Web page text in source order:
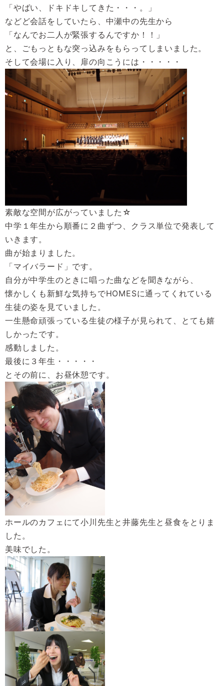
「やばい、ドキドキしてきた・・・。」
などど会話をしていたら、中瀬中の先生から
「なんでお二人が緊張するんですか！！」
と、ごもっともな突っ込みをもらってしまいました。
そして会場に入り、扉の向こうには・・・・・
素敵な空間が広がっていました☆
中学１年生から順番に２曲ずつ、クラス単位で発表して
いきます。
曲が始まりました。
「マイバラード」です。
自分が中学生のときに唱った曲などを聞きながら、
懐かしくも新鮮な気持ちでHOMESに通ってくれている
生徒の姿を見ていました。
一生懸命頑張っている生徒の様子が見られて、とても嬉
しかったです。
感動しました。
最後に３年生・・・・・
とその前に、お昼休憩です。
ホールのカフェにて小川先生と井藤先生と昼食をとりま
した。
美味でした。